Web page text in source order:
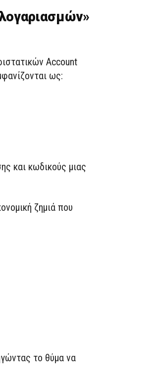
Account
ως:
και κωδικούς μιας
ζημιά που
το θύμα να